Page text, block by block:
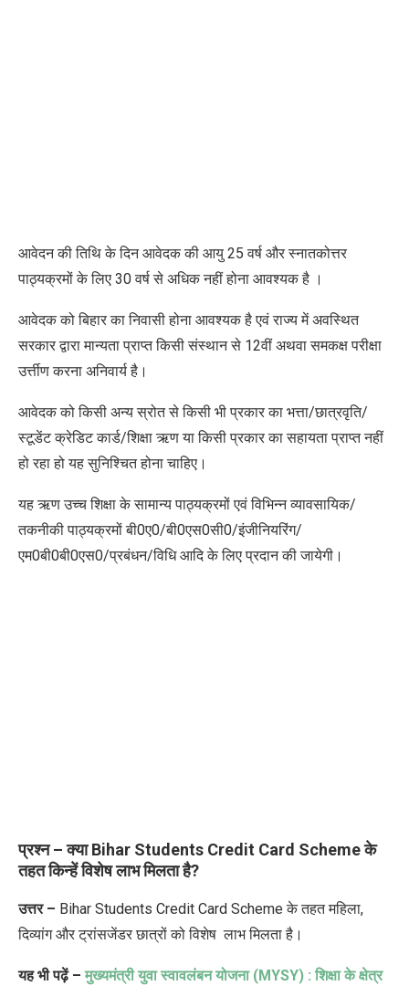
आवेदन की तिथि के दिन आवेदक की आयु 25 वर्ष और स्नातकोत्तर
पाठ्यक्रमों के लिए 30 वर्ष से अधिक नहीं होना आवश्यक है ।
आवेदक को बिहार का निवासी होना आवश्यक है एवं राज्य में अवस्थित
सरकार द्वारा मान्यता प्राप्त किसी संस्थान से 12वीं अथवा समकक्ष परीक्षा
उर्त्तीण करना अनिवार्य है।
आवेदक को किसी अन्य स्रोत से किसी भी प्रकार का भत्ता/छात्रवृति/
स्टूडेंट क्रेडिट कार्ड/शिक्षा ऋण या किसी प्रकार का सहायता प्राप्त नहीं
हो रहा हो यह सुनिश्चित होना चाहिए।
यह ऋण उच्च शिक्षा के सामान्य पाठ्यक्रमों एवं विभिन्न व्यावसायिक/
तकनीकी पाठ्यक्रमों बी0ए0/बी0एस0सी0/इंजीनियरिंग/
एम0बी0बी0एस0/प्रबंधन/विधि आदि के लिए प्रदान की जायेगी।
प्रश्न – क्या Bihar Students Credit Card Schemeके
तहत किन्हेंविशेष लाभ मिलता है?
उत्तर – Bihar Students Credit Card Schemeके तहतमहिला,
दिव्यांग और ट्रांसजेंडर छात्रों को विशेष लाभ मिलता है।
यह भी पढ़ें – मुख्यमंत्री युवा स्वावलंबन योजना (MYSY) : शिक्षा के क्षेत्र